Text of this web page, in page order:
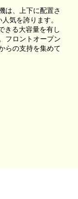
は、上下に配置さ
気を誇ります。
きる大容量を有し
フロントオープン
らの支持を集めて